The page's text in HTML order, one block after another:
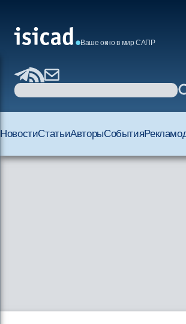
Ваше окно в мир САПР
НовостиСтатьиАвторыСобытия